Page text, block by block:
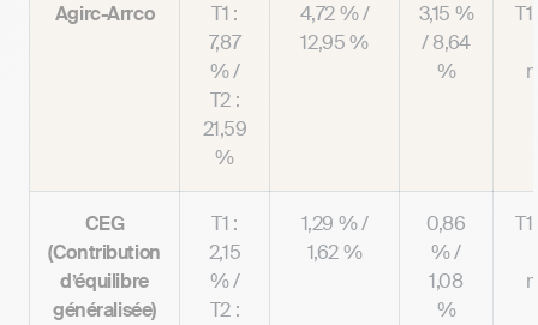
Agirc-Arrco
T1 :
7,87
% /
T2 :
21,59
%
4,72 % /
12,95 %
3,15 %
/ 8,64
%
CEG
(Contribution
d’équilibre
généralisée)
T1 :
2,15
% /
T2 :
1,29 % /
1,62 %
0,86
% /
1,08
%